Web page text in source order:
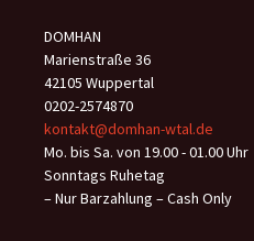
DOMHAN
Marienstraße 36
42105 Wuppertal
0202-2574870
kontakt@domhan-wtal.de
Mo. bis Sa. von 19.00 - 01.00 Uhr
Sonntags Ruhetag
– Nur Barzahlung – Cash Only